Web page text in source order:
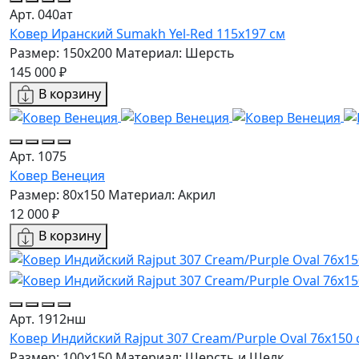
Арт. 040ат
Ковер Иранский Sumakh Yel-Red 115x197 см
Размер: 150x200 Материал: Шерсть
145 000 ₽
В корзину
Арт. 1075
Ковер Венеция
Размер: 80x150 Материал: Акрил
12 000 ₽
В корзину
Арт. 1912нш
Ковер Индийский Rajput 307 Cream/Purple Oval 76x150